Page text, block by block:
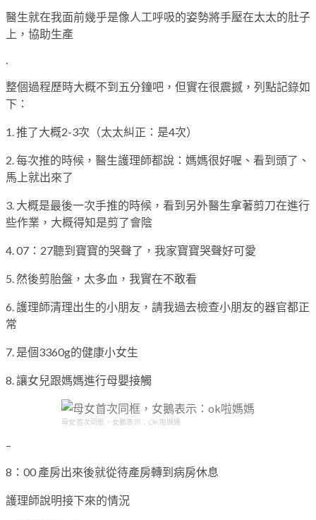
醫生就在我面前幾乎是像人工呼吸的姿勢將手壓在太太的肚子
上，協助生產
整個過程歷時大概不到五分鐘吧，但實在很震撼，列點記錄如
下：
1. 推了大概2-3次（太太糾正：是4次）
2. 每次推的時候，醫生護理師都說：媽媽很好喔、看到頭了、
馬上就出來了
3. 大概是最後一次手推的時候，看到另外醫生拿著剪刀在進行
些作業，大概得知是剪了會陰
4. 07：27聽到寶寶的哭聲了，我家寶寶哭聲好可愛
5. 然後剪胎盤，太多血，我實在不敢看
6. 護理師清理出生的小朋友，請我過去檢查小朋友的器官都正
常
7. 是個3360g的健康小女生
8. 讓女兒跟媽媽進行母嬰接觸
母女首次同框，女鵝表示：OK啦媽媽
–
8：00 產房出來後就從待產房轉到病房休息
護理師說明接下來的情況